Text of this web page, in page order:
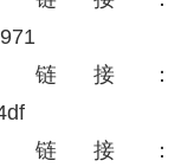
链接：
链接：